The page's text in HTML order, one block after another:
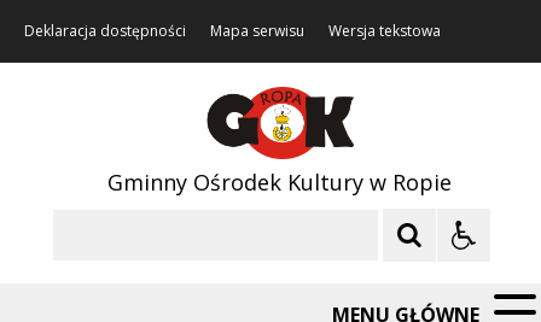
Deklaracja dostępności Mapa serwisu Wersja tekstowa
Gminny Ośrodek Kultury w Ropie
MENU GŁÓWNE